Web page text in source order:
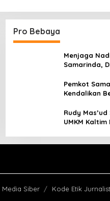
Pro Bebaya
Menjaga
Samarinda,
Pemkot
Kendalikan
daripada
Rudy
UMKM
Media Siber Kode Etik